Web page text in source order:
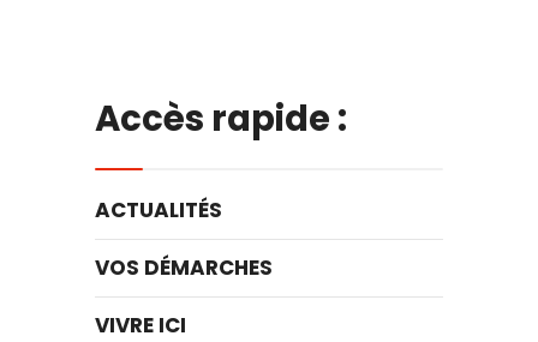
Accès rapide :
ACTUALITÉS
VOS DÉMARCHES
VIVRE ICI